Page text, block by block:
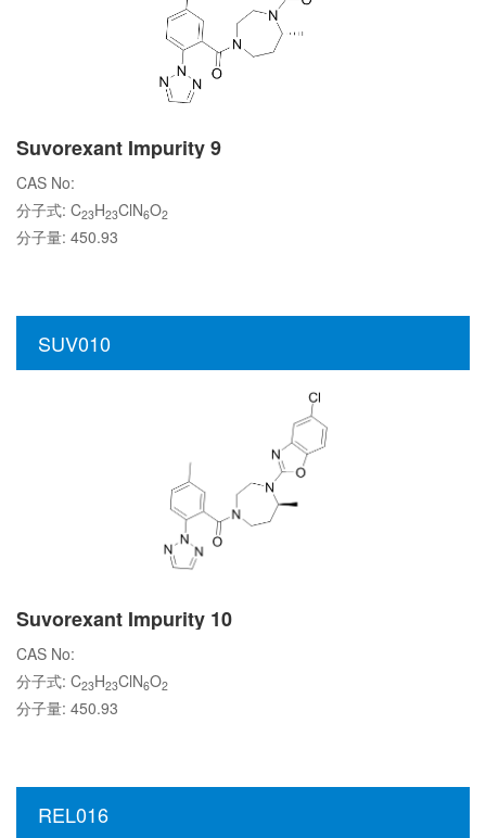
Suvorexant Impurity 9
CAS No:
分子式: C23H23ClN6O2
分子量: 450.93
SUV010
Suvorexant Impurity 10
CAS No:
分子式: C23H23ClN6O2
分子量: 450.93
REL016